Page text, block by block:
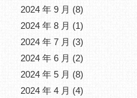
2024 年 9 月 (8)
2024 年 8 月 (1)
2024 年 7 月 (3)
2024 年 6 月 (2)
2024 年 5 月 (8)
2024 年 4 月 (4)